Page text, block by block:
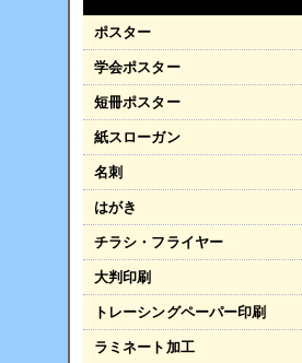
ポスター
学会ポスター
短冊ポスター
紙スローガン
名刺
はがき
チラシ・フライヤー
大判印刷
トレーシングペーパー印刷
ラミネート加工